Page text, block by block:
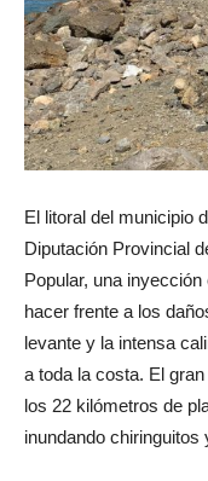
El litoral del municipio
Diputación Provincial
Popular, una
hacer frente a los
levante y la intensa
a toda la costa. El
los 22 kilómetros de
inundando